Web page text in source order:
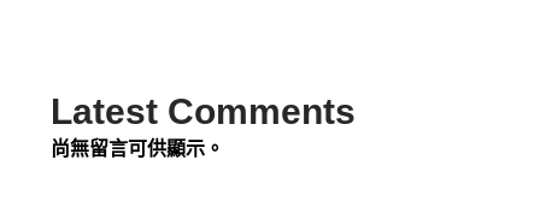
Latest Comments
尚無留言可供顯示。